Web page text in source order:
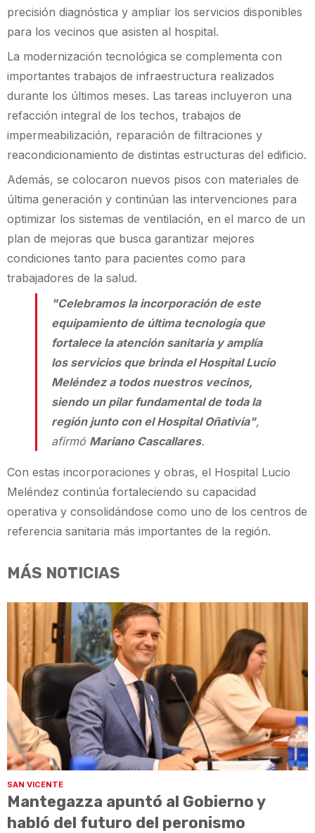
precisión diagnóstica y ampliar los servicios disponibles
para los vecinos que asisten al hospital.
La modernización tecnológica se complementa con
importantes trabajos de infraestructura realizados
durante los últimos meses. Las tareas incluyeron una
refacción integral de los techos, trabajos de
impermeabilización, reparación de filtraciones y
reacondicionamiento de distintas estructuras del edificio.
Además, se colocaron nuevos pisos con materiales de
última generación y continúan las intervenciones para
optimizar los sistemas de ventilación, en el marco de un
plan de mejoras que busca garantizar mejores
condiciones tanto para pacientes como para
trabajadores de la salud.
"Celebramos la incorporación de este
equipamiento de última tecnología que
fortalece la atención sanitaria y amplía
los servicios que brinda el Hospital Lucio
Meléndez a todos nuestros vecinos,
siendo un pilar fundamental de toda la
región junto con el Hospital Oñativia",
afirmó Mariano Cascallares.
Con estas incorporaciones y obras, el Hospital Lucio
Meléndez continúa fortaleciendo su capacidad
operativa y consolidándose como uno de los centros de
referencia sanitaria más importantes de la región.
MÁS NOTICIAS
SAN VICENTE
Mantegazza apuntó al Gobierno y
habló del futuro del peronismo